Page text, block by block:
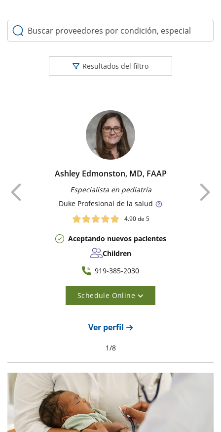
Buscar proveedores por condición, especialidad o
Resultados del filtro
Ashley Edmonston, MD, FAAP
Especialista en pediatría
Duke Profesional de la salud
4.90de 5
Aceptando nuevos pacientes
Children
919-385-2030
Schedule Online
Ver perfil
Anterior
1/8